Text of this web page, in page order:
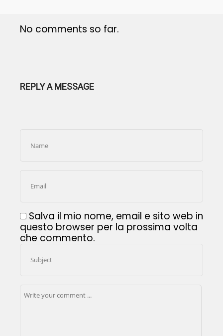
No comments so far.
REPLY A MESSAGE
Salva il mio nome, email e sito web in
questo browser per la prossima volta
che commento.